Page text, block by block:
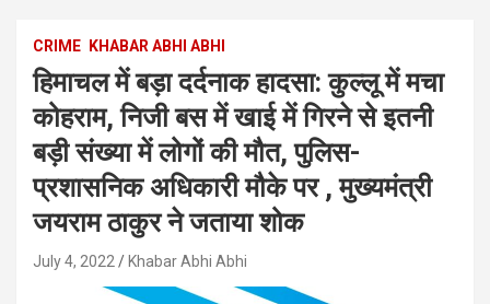
CRIME KHABAR ABHI ABHI
हिमाचल में बड़ा दर्दनाक हादसा: कुल्लू में मचा
कोहराम, निजी बस में खाई में गिरने से इतनी
बड़ी संख्या में लोगों की मौत, पुलिस-
प्रशासनिक अधिकारी मौके पर , मुख्यमंत्री
जयराम ठाकुर ने जताया शोक
July 4, 2022 Khabar Abhi Abhi